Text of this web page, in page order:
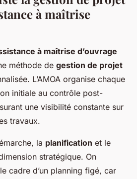
à maîtrise
à maîtrise d’ouvrage
méthode de gestion de projet
L’AMOA organise chaque
initiale au contrôle post-
une visibilité constante sur
travaux.
la planification et le
stratégique. On
cadre d’un planning figé, car